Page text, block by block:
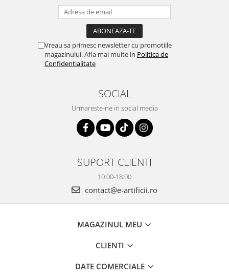
Vreau sa primesc newsletter cu promotiile
magazinului. Afla mai multe in Politica de
Confidentialitate
SOCIAL
Urmareste-ne in social media
SUPORT CLIENTI
10:00-18:00
contact@e-artificii.ro
MAGAZINUL MEU
CLIENTI
DATE COMERCIALE